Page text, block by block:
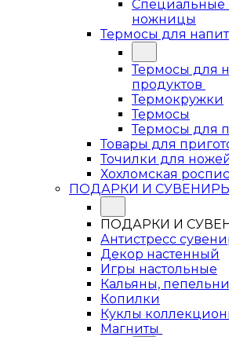
Специальные
ножницы
Термосы для
Термосы для
продуктов
Термокружки
Термосы
Термосы для
Товары для
Точилки для
Хохломская
ПОДАРКИ И
ПОДАРКИ И
Антистресс
Декор настенный
Игры настольные
Кальяны,
Копилки
Куклы
Магниты